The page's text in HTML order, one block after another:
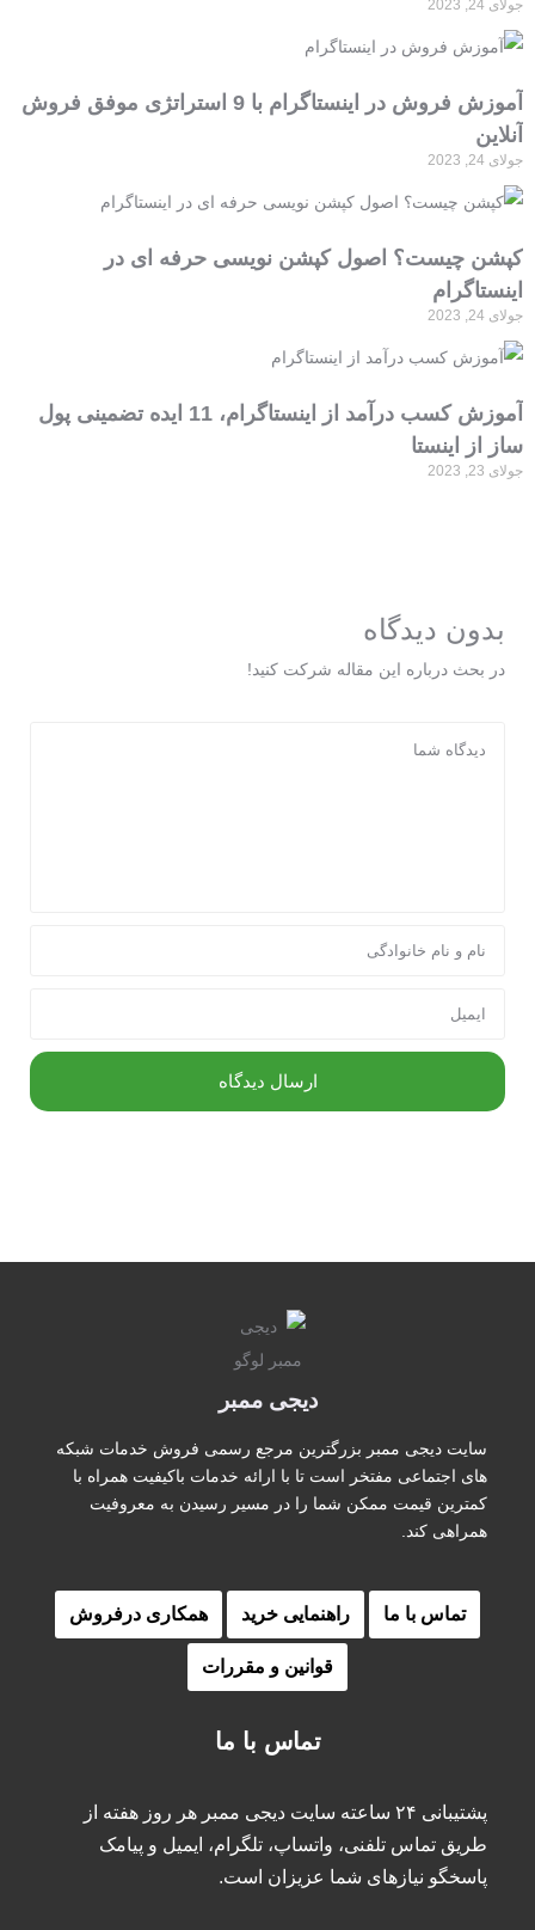
جولای 24, 2023
آموزش فروش در اینستاگرام با 9 استراتژی موفق فروش
آنلاین
جولای 24, 2023
کپشن چیست؟ اصول کپشن نویسی حرفه ای در
اینستاگرام
جولای 24, 2023
آموزش کسب درآمد از اینستاگرام، 11 ایده تضمینی پول
ساز از اینستا
جولای 23, 2023
بدون دیدگاه
در بحث درباره این مقاله شرکت کنید!
دیجی ممبر
سایت دیجی ممبر بزرگترین مرجع رسمی فروش خدمات شبکه
های اجتماعی مفتخر است تا با ارائه خدمات باکیفیت همراه با
کمترین قیمت ممکن شما را در مسیر رسیدن به معروفیت
همراهی کند.
تماس با ما راهنمایی خرید همکاری درفروش
قوانین و مقررات
تماس با ما
پشتیبانی ۲۴ ساعته سایت دیجی ممبر هر روز هفته از
طریق تماس تلفنی، واتساپ، تلگرام، ایمیل و پیامک
پاسخگو نیازهای شما عزیزان است.